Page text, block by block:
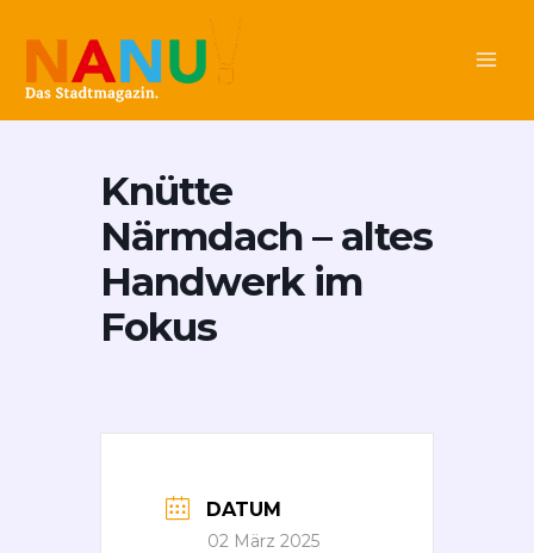
Inhalt
springen
Knütte
Närmdach – altes
Handwerk im
Fokus
DATUM
02 März 2025